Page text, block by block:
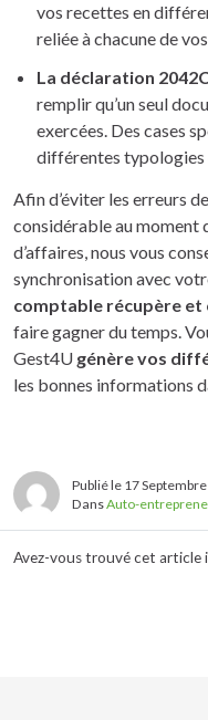
vos recettes en
reliée à chacune de
La déclaration
remplir qu’un seul
exercées. Des cases
différentes typologies
Afin d’éviter les erreurs
considérable au
d’affaires, nous vous
synchronisation avec
comptable récupère et
faire gagner du temps.
Gest4U génère vos
les bonnes informations
Publié le 17
DansAuto-
Avez-vous trouvé cet article